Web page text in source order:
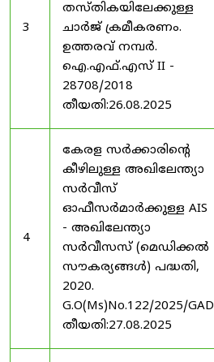
3
തസ്തികയിലേക്കുള്ള
ചാർജ് ക്രമീകരണം.
ഉത്തരവ് നമ്പർ.
ഐ.എഫ്.എസ് II -
28708/2018
തീയതി:26.08.2025
4
കേരള സർക്കാരിന്റെ
കീഴിലുള്ള അഖിലേന്ത്യാ
സർവീസ്
ഓഫീസർമാർക്കുള്ള AIS
- അഖിലേന്ത്യാ
സർവീസസ് (മെഡിക്കൽ
സൗകര്യങ്ങൾ) പദ്ധതി,
2020.
G.O(Ms)No.122/2025/GAD
തീയതി:27.08.2025